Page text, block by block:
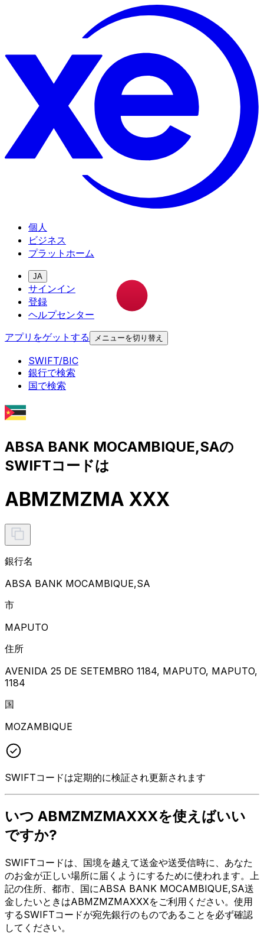
個人
ビジネス
プラットホーム
JA
サインイン
登録
ヘルプセンター
アプリをゲットする
メニューを切り替え
SWIFT/BIC
銀行で検索
国で検索
ABSA BANK MOCAMBIQUE,SAの
SWIFTコードは
ABMZMZMA XXX
銀行名
ABSA BANK MOCAMBIQUE,SA
市
MAPUTO
住所
AVENIDA 25 DE SETEMBRO 1184, MAPUTO, MAPUTO,
1184
国
MOZAMBIQUE
SWIFTコードは定期的に検証され更新されます
いつ ABMZMZMAXXXを使えばいい
ですか?
SWIFTコードは、国境を越えて送金や送受信時に、あなた
のお金が正しい場所に届くようにするために使われます。上
記の住所、都市、国にABSA BANK MOCAMBIQUE,SA送
金したいときはABMZMZMAXXXをご利用ください。使用
するSWIFTコードが宛先銀行のものであることを必ず確認
してください。